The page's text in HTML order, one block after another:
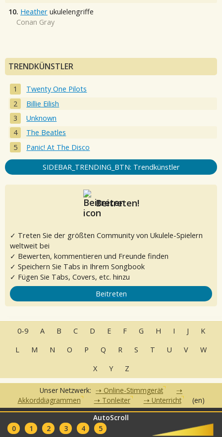
AutoScroll
0
1 2 3 4 5
10. Heather ukulelengriffe
Conan Gray
TRENDKÜNSTLER
Twenty One Pilots
Billie Eilish
Unknown
The Beatles
Panic! At The Disco
SIDEBAR_TRENDING_BTN: Trendkünstler
Beitreten!
✓ Treten Sie der größten Community von Ukulele-Spielern
weltweit bei
✓ Bewerten, kommentieren und Freunde finden
✓ Speichern Sie Tabs in Ihrem Songbook
✓ Fügen Sie Tabs, Covers, etc. hinzu
Beitreten
0-9 A B C D E F G H I J
K
L
M N O P Q R S T U V
W
X
Y Z
Unser Netzwerk:
Online-Stimmgerät
Akkorddiagrammen
Tonleiter Unterricht (en)
Nutzungsbedingungen
Partner•Clubs